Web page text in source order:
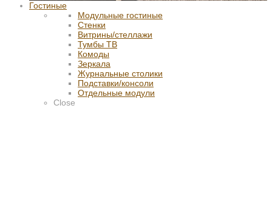
Гостиные
Модульные гостиные
Стенки
Витрины/стеллажи
Тумбы ТВ
Комоды
Зеркала
Журнальные столики
Подставки/консоли
Отдельные модули
Close